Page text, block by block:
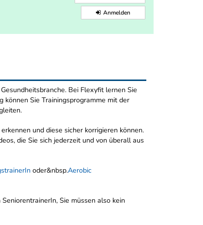
Anmelden
Bei Flexyfit lernen Sie
Sie Trainingsprogramme mit der
und diese sicher korrigieren können.
die Sie sich jederzeit und von überall aus
oder&nbsp.Aerobic
Sie müssen also kein